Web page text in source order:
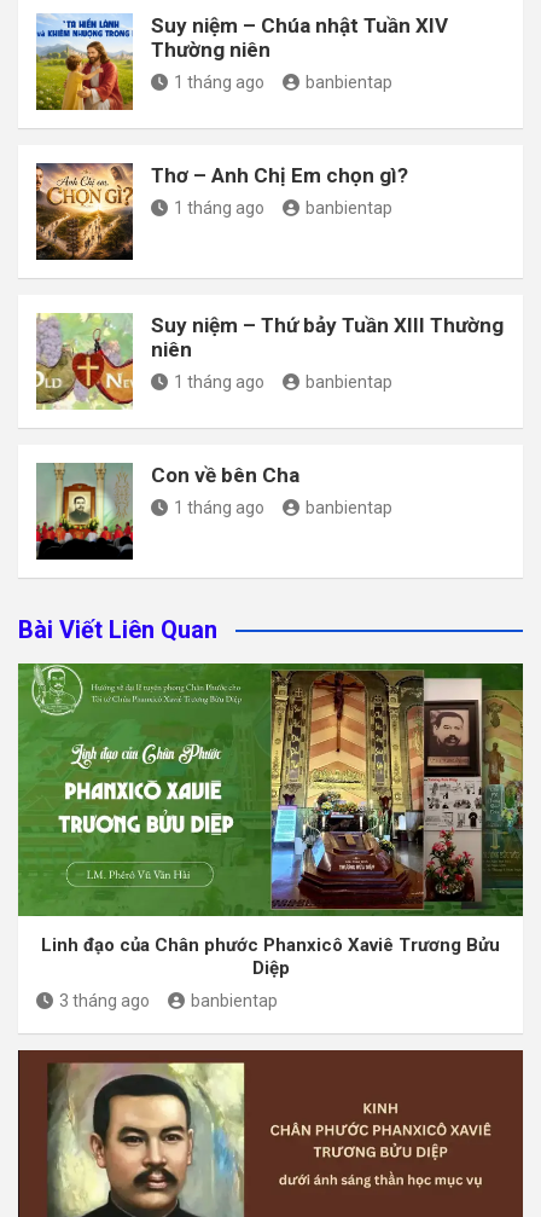
Suy niệm – Chúa nhật Tuần XIV
Thường niên
1 tháng ago banbientap
Thơ – Anh Chị Em chọn gì?
1 tháng ago banbientap
Suy niệm – Thứ bảy Tuần XIII Thường
niên
1 tháng ago banbientap
Con về bên Cha
1 tháng ago banbientap
Bài Viết Liên Quan
Linh đạo của Chân phước Phanxicô Xaviê Trương Bửu
Diệp
3 tháng ago banbientap